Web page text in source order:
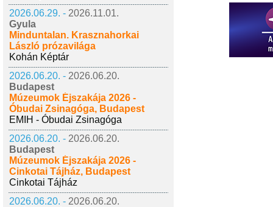
2026.06.29. - 2026.11.01.
Gyula
Minduntalan. Krasznahorkai
László prózavilága
Kohán Képtár
2026.06.20. - 2026.06.20.
Budapest
Múzeumok Éjszakája 2026 -
Óbudai Zsinagóga, Budapest
EMIH - Óbudai Zsinagóga
2026.06.20. - 2026.06.20.
Budapest
Múzeumok Éjszakája 2026 -
Cinkotai Tájház, Budapest
Cinkotai Tájház
2026.06.20. - 2026.06.20.